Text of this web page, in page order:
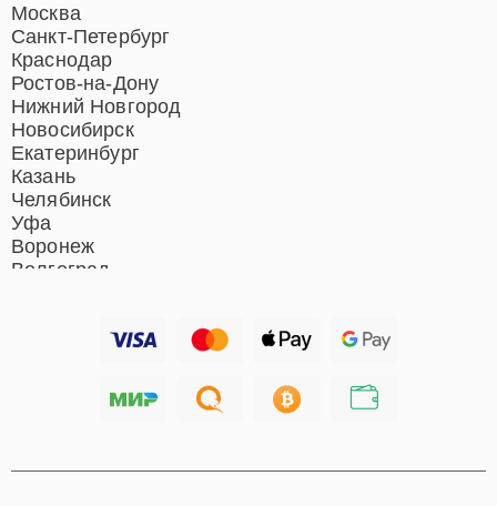
Москва
Санкт-Петербург
Краснодар
Ростов-на-Дону
Нижний Новгород
Новосибирск
Екатеринбург
Казань
Челябинск
Уфа
Воронеж
Волгоград
Хабаровск
Иркутск